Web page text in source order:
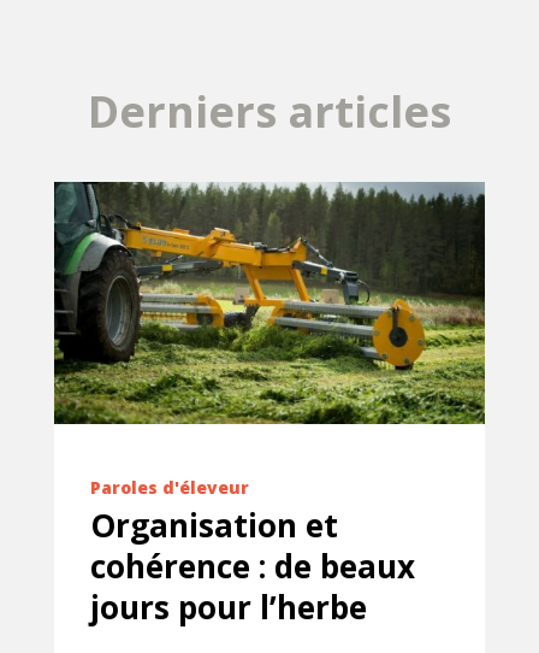
Derniers articles
Paroles d'éleveur
Organisation et
cohérence : de beaux
jours pour l’herbe